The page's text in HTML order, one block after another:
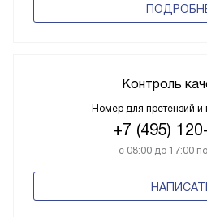
Контроль
Номер для претензий
+7 (495)
с 08:00 до 17:00